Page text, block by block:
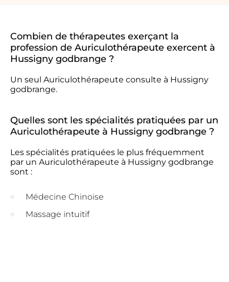
Combien de thérapeutes exerçant la
profession de Auriculothérapeute exercent à
Hussigny godbrange ?
Un seul Auriculothérapeute consulte à Hussigny
godbrange.
Quelles sont les spécialités pratiquées par un
Auriculothérapeute à Hussigny godbrange ?
Les spécialités pratiquées le plus fréquemment
par un Auriculothérapeute à Hussigny godbrange
sont :
Médecine Chinoise
Massage intuitif